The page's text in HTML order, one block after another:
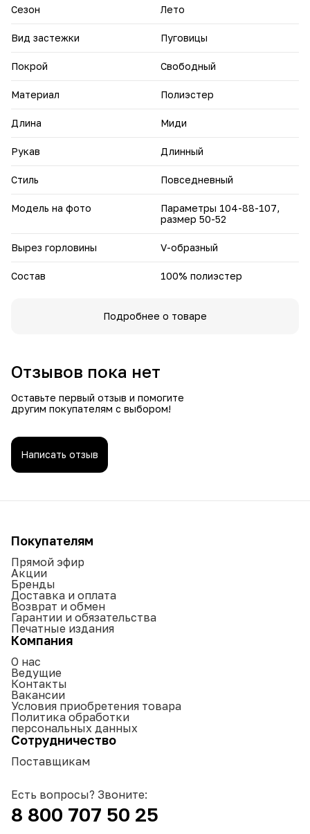
Сезон Лето
Вид застежки Пуговицы
Покрой Свободный
Материал Полиэстер
Длина Миди
Рукав Длинный
Стиль Повседневный
Модель на фото
Параметры 104-88-107,
размер 50-52
Вырез горловины V-образный
Состав 100% полиэстер
Подробнее о товаре
Отзывов пока нет
Оставьте первый отзыв и помогите
другим покупателям с выбором!
Написать отзыв
Покупателям
Прямой эфир
Акции
Бренды
Доставка и оплата
Возврат и обмен
Гарантии и обязательства
Печатные издания
Компания
О нас
Ведущие
Контакты
Вакансии
Условия приобретения товара
Политика обработки
персональных данных
Сотрудничество
Поставщикам
Есть вопросы? Звоните:
8 800 707 50 25